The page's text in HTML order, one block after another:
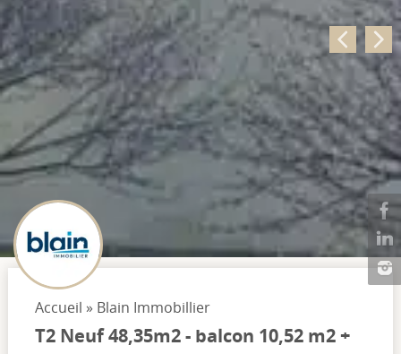
Accueil » Blain Immobillier
T2 Neuf 48,35m2 - balcon 10,52 m2 +